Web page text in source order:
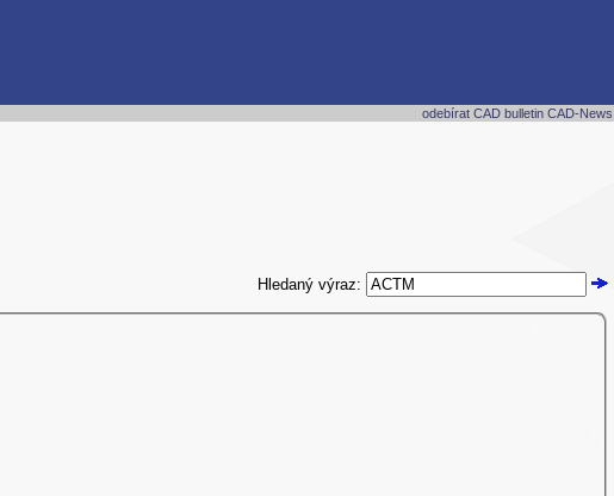
odebírat CAD bulletin CAD-News
Hledaný výraz: